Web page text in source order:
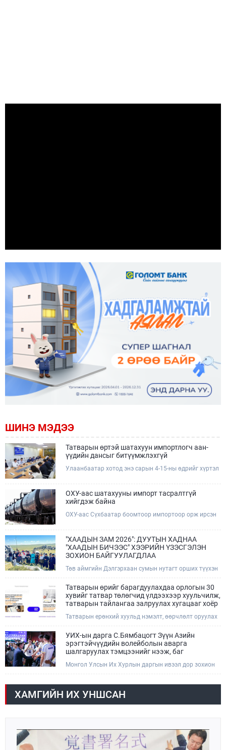
ШИНЭ МЭДЭЭ
Татварын өртэй шатахуун импортлогч аан-
үүдийн дансыг битүүмжлэхгүй
Улаанбаатар хотод энэ сарын 4-15-ны өдрийг хүртэл
шатахуун түгээх станцуудын өдрийн борлуулалт хоёр
дахин буурч нэг машиныг цэнэглэх хурд нэмэгдсэн
танилцууллаа.
ОХУ-аас шатахууны импорт тасралтгүй
хийгдэж байна
ОХУ-аас Сүхбаатар боомтоор импортоор орж ирсэн
АИ-92 автобензин орж иржээ.
​"ХААДЫН ЗАМ 2026": ДУУТЫН ХАДНАА
"ХААДЫН БИЧЭЭС" ХЭЭРИЙН ҮЗЭСГЭЛЭН
ЗОХИОН БАЙГУУЛАГДЛАА
Төв аймгийн Дэлгэрхаан сумын нутагт орших түүхэн
“Хаадын бичээс” уран бичлэгийн хээрийн
үзэсгэлэнгийн нээлтийн үйл ажиллагаанд Соёл,
спорт, аялал жуулчлал, залуучуудын яамны Төрийн
нарийн бичгийн дарга Б.Бат-Эрдэнэ, Чингис хаан
Үндэсний музейн захирал С.Чулуун болон орон
Татварын өрийг барагдуулахдаа орлогын 30
хувийг татвар төлөгчид үлдээхээр хуульчилж,
татварын тайлангаа залруулах хугацааг хоёр
жил болгон сунгажээ
Татварын ерөнхий хуульд нэмэлт, өөрчлөлт оруулах
дугаар сарын 26-ны өдрийн нэгдсэн хуралдаанаараа
эцэслэн баталсан.
УИХ-ын дарга С.Бямбацогт Зүүн Азийн
эрэгтэйчүүдийн волейболын аварга
шалгаруулах тэмцээнийг нээж, баг
Монгол Улсын Их Хурлын даргын ивээл дор зохион
нэгтгэсэн энэхүү тэмцээн нь Монгол Улсад
волейболын спорт үүсэж хөгжсөний 100 жилийн
ХАМГИЙН ИХ УНШСАН